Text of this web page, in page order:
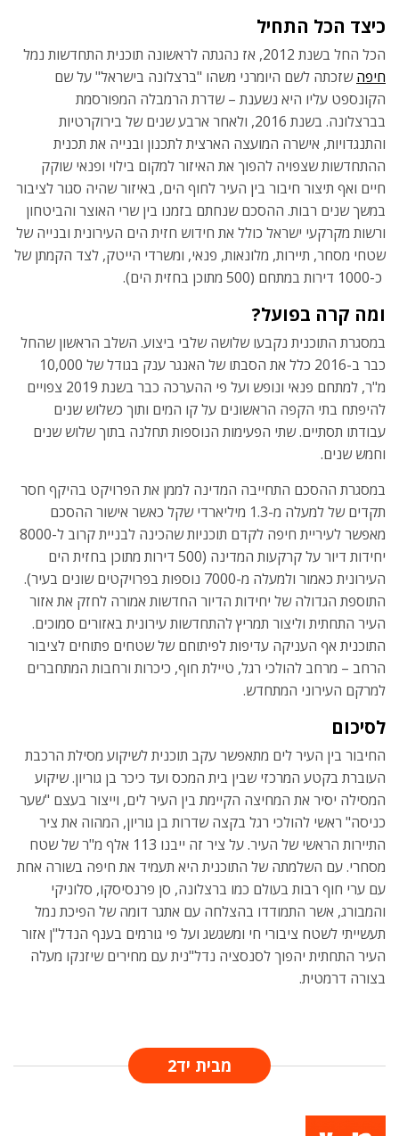
כיצד הכל התחיל
הכל החל בשנת 2012, אז נהגתה לראשונה תוכנית התחדשות נמל
חיפה שזכתה לשם היומרני משהו "ברצלונה בישראל" על שם
הקונספט עליו היא נשענת – שדרת הרמבלה המפורסמת
בברצלונה. בשנת 2016, ולאחר ארבע שנים של בירוקרטיות
והתנגדויות, אישרה המועצה הארצית לתכנון ובנייה את תכנית
ההתחדשות שצפויה להפוך את האיזור למקום בילוי ופנאי שוקק
חיים ואף תיצור חיבור בין העיר לחוף הים, באיזור שהיה סגור לציבור
במשך שנים רבות. ההסכם שנחתם בזמנו בין שרי האוצר והביטחון
ורשות מקרקעי ישראל כולל את חידוש חזית הים העירונית ובנייה של
שטחי מסחר, תיירות, מלונאות, פנאי, ומשרדי הייטק, לצד הקמתן של
כ-1000 דירות במתחם (500 מתוכן בחזית הים).
ומה קרה בפועל?
במסגרת התוכנית נקבעו שלושה שלבי ביצוע. השלב הראשון שהחל
כבר ב-2016 כלל את הסבתו של האנגר ענק בגודל של 10,000
מ"ר, למתחם פנאי ונופש ועל פי ההערכה כבר בשנת 2019 צפויים
להיפתח בתי הקפה הראשונים על קו המים ותוך כשלוש שנים
עבודתו תסתיים. שתי הפעימות הנוספות תחלנה בתוך שלוש שנים
וחמש שנים.
במסגרת ההסכם התחייבה המדינה לממן את הפרויקט בהיקף חסר
תקדים של למעלה מ-1.3 מיליארדי שקל כאשר אישור ההסכם
מאפשר לעיריית חיפה לקדם תוכניות שהכינה לבניית קרוב ל-8000
יחידות דיור על קרקעות המדינה (500 דירות מתוכן בחזית הים
העירונית כאמור ולמעלה מ-7000 נוספות בפרויקטים שונים בעיר).
התוספת הגדולה של יחידות הדיור החדשות אמורה לחזק את אזור
העיר התחתית וליצור תמריץ להתחדשות עירונית באזורים סמוכים.
התוכנית אף העניקה עדיפות לפיתוחם של שטחים פתוחים לציבור
הרחב – מרחב להולכי רגל, טיילת חוף, כיכרות ורחבות המתחברים
למרקם העירוני המתחדש.
לסיכום
החיבור בין העיר לים מתאפשר עקב תוכנית לשיקוע מסילת הרכבת
העוברת בקטע המרכזי שבין בית המכס ועד כיכר בן גוריון. שיקוע
המסילה יסיר את המחיצה הקיימת בין העיר לים, וייצור בעצם "שער
כניסה" ראשי להולכי רגל בקצה שדרות בן גוריון, המהוה את ציר
התיירות הראשי של העיר. על ציר זה ייבנו 113 אלף מ"ר של שטח
מסחרי. עם השלמתה של התוכנית היא תעמיד את חיפה בשורה אחת
עם ערי חוף רבות בעולם כמו ברצלונה, סן פרנסיסקו, סלוניקי
והמבורג, אשר התמודדו בהצלחה עם אתגר דומה של הפיכת נמל
תעשייתי לשטח ציבורי חי ומשגשג ועל פי גורמים בענף הנדל"ן אזור
העיר התחתית יהפוך לסנסציה נדל"נית עם מחירים שיזנקו מעלה
בצורה דרמטית.
מבית יד2